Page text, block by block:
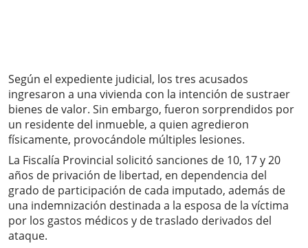
Según el expediente judicial, los tres acusados
ingresaron a una vivienda con la intención de sustraer
bienes de valor. Sin embargo, fueron sorprendidos por
un residente del inmueble, a quien agredieron
físicamente, provocándole múltiples lesiones.
La Fiscalía Provincial solicitó sanciones de 10, 17 y 20
años de privación de libertad, en dependencia del
grado de participación de cada imputado, además de
una indemnización destinada a la esposa de la víctima
por los gastos médicos y de traslado derivados del
ataque.